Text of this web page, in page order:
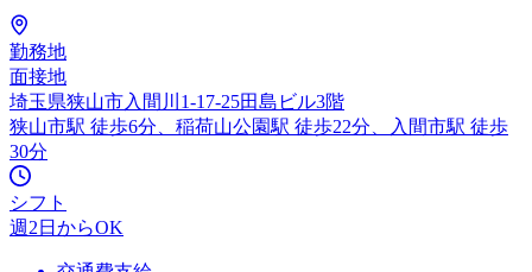
勤務地
面接地
埼玉県狭山市入間川1-17-25田島ビル3階
狭山市駅 徒歩6分、稲荷山公園駅 徒歩22分、入間市駅 徒歩
30分
シフト
週2日からOK